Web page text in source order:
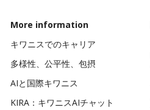
More information
キワニスでのキャリア
多様性、公平性、包摂
AIと国際キワニス
KIRA：キワニスAIチャット